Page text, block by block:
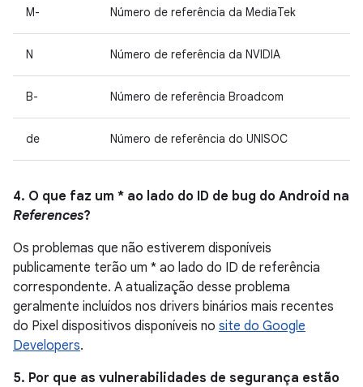
M- Número de referência da MediaTek
N Número de referência da NVIDIA
B- Número de referência Broadcom
de Número de referência do UNISOC
4. O que faz um * ao lado do ID de bug do Android na
References?
Os problemas que não estiverem disponíveis
publicamente terão um * ao lado do ID de referência
correspondente. A atualização desse problema
geralmente incluídos nos drivers binários mais recentes
do Pixel dispositivos disponíveis no site do Google
Developers.
5. Por que as vulnerabilidades de segurança estão